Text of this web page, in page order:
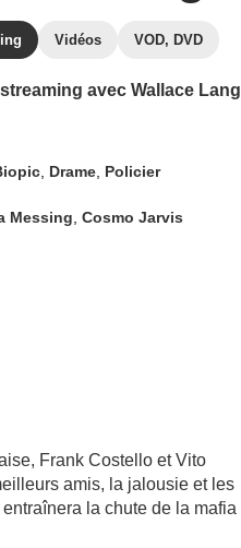
Vidéos VOD, DVD
avec Wallace
, Drame, Policier
Messing Cosmo Jarvis
Frank Costello et Vito
amis, la jalousie et les
la chute de la mafia